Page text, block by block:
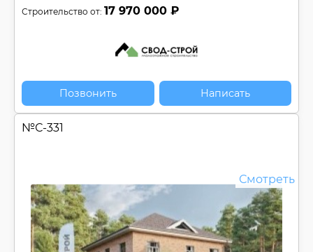
Строительство от: 17 970 000 ₽
Позвонить Написать
№С-331
Смотреть